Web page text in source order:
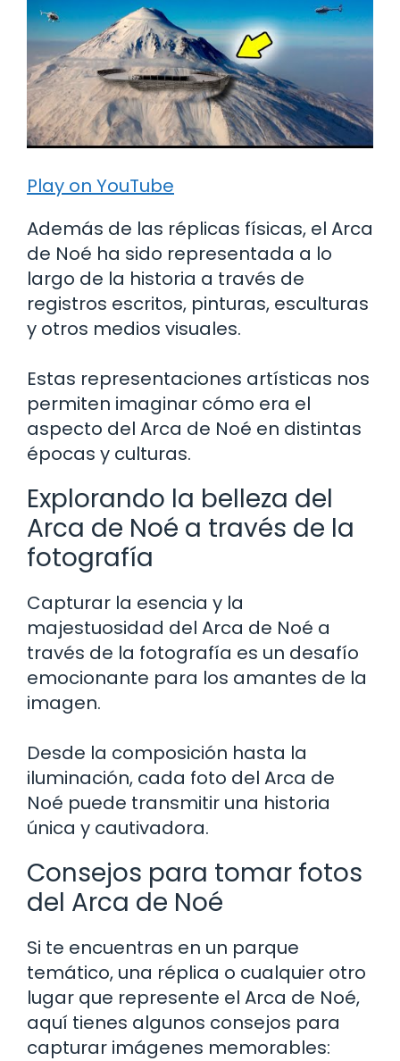
Play on YouTube
Además de las réplicas físicas, el Arca
de Noé ha sido representada a lo
largo de la historia a través de
registros escritos, pinturas, esculturas
y otros medios visuales.
Estas representaciones artísticas nos
permiten imaginar cómo era el
aspecto del Arca de Noé en distintas
épocas y culturas.
Explorando la belleza del
Arca de Noé a través de la
fotografía
Capturar la esencia y la
majestuosidad del Arca de Noé a
través de la fotografía es un desafío
emocionante para los amantes de la
imagen.
Desde la composición hasta la
iluminación, cada foto del Arca de
Noé puede transmitir una historia
única y cautivadora.
Consejos para tomar fotos
del Arca de Noé
Si te encuentras en un parque
temático, una réplica o cualquier otro
lugar que represente el Arca de Noé,
aquí tienes algunos consejos para
capturar imágenes memorables: